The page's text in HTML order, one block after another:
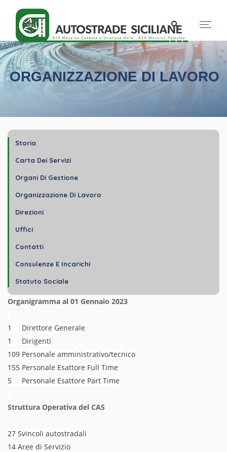
ORGANIZZAZIONE DI LAVORO
Storia
Carta Dei Servizi
Organi Di Gestione
Organizzazione Di Lavoro
Direzioni
Uffici
Contatti
Consulenze E Incarichi
Statuto Sociale
Organigramma al 01 Gennaio 2023
1 Direttore Generale
1 Dirigenti
109 Personale amministrativo/tecnico
155 Personale Esattore Full Time
5 Personale Esattore Part Time
Struttura Operativa del CAS
27 Svincoli autostradali
14 Aree di Servizio